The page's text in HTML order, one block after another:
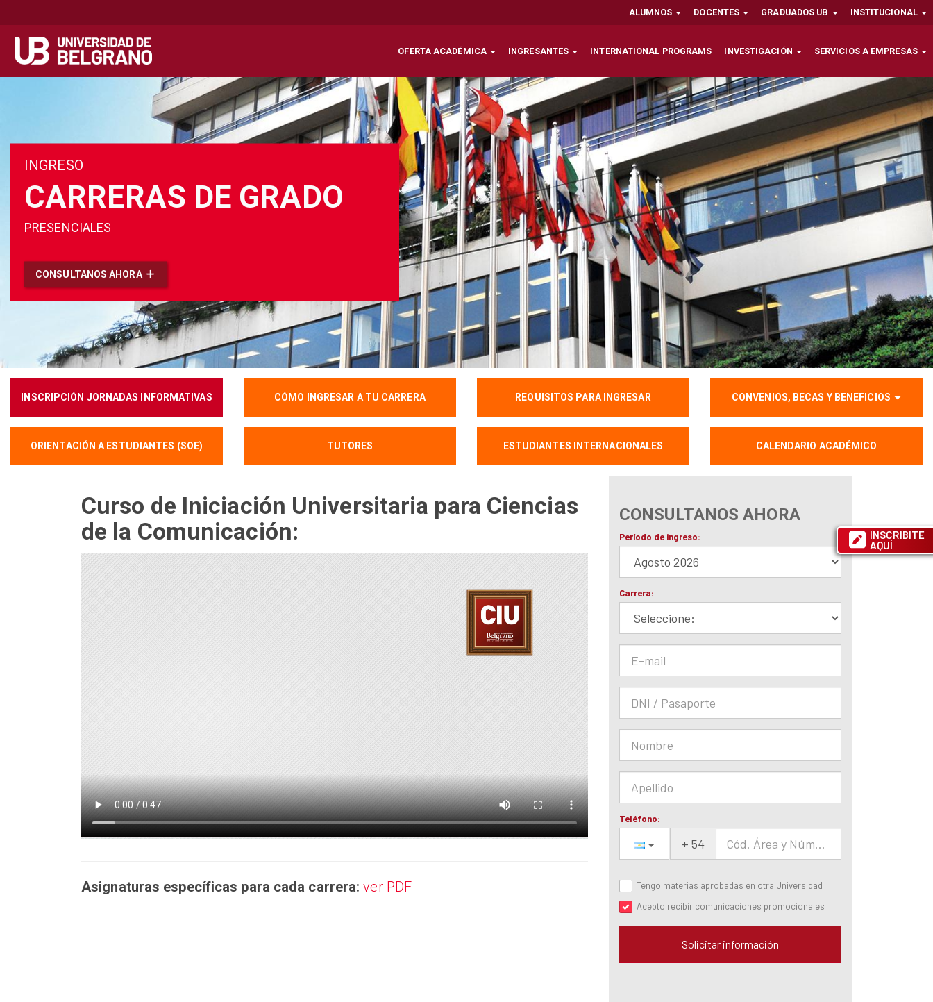
Secondary
navigation
ALUMNOS DOCENTES GRADUADOS UB INSTITUCIONAL
Navegación principal OFERTA ACADÉMICA INGRESANTES INTERNATIONAL PROGRAMS INVESTIGACIÓN SERVICIOS A EMPRESAS
INGRESO
CARRERAS DE GRADO
PRESENCIALES
CONSULTANOS AHORA
INSCRIPCIÓN JORNADAS INFORMATIVAS CÓMO INGRESAR A TU CARRERA REQUISITOS PARA INGRESAR CONVENIOS, BECAS Y BENEFICIOS
ORIENTACIÓN A ESTUDIANTES (SOE) TUTORES ESTUDIANTES INTERNACIONALES CALENDARIO ACADÉMICO
Curso de Iniciación Universitaria para Ciencias
de la Comunicación:
Asignaturas específicas para cada carrera:ver PDF
CONSULTANOS AHORA
INSCRIBITE
AQUÍ